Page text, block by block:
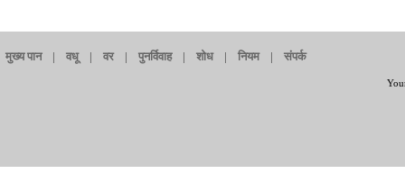
मुख्य पान | वधू | वर | पुनर्विवाह | शोध | नियम | संपर्क